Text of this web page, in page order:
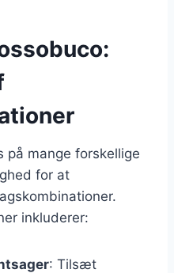
på mange forskellige
for at
inkluderer:
: Tilsæt